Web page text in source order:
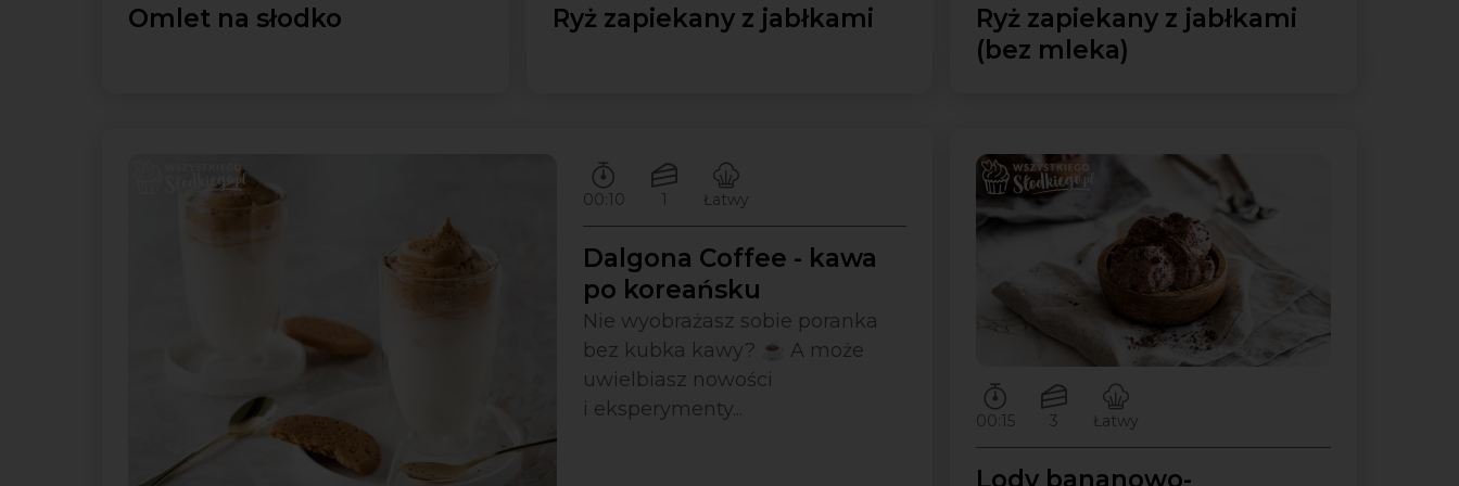
Omlet na słodko Ryż zapiekany z jabłkami
Ryż zapiekany z jabłkami
(bez mleka)
Czas przygotowywania:
00:10
Ilość porcji:
1
Poziom trudności:
Łatwy
Dalgona Coffee - kawa
po koreańsku
Nie wyobrażasz sobie poranka
bez kubka kawy? ☕ A może
uwielbiasz nowości
i eksperymenty...
Czas przygotowywania:
00:15
Ilość porcji:
3
Poziom trudności:
Łatwy
Lody bananowo-